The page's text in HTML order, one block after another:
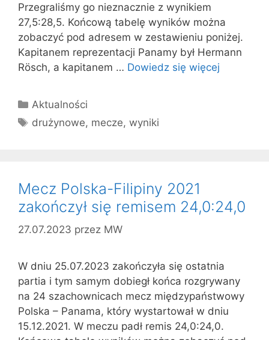
Przegraliśmy go nieznacznie z wynikiem
27,5:28,5. Końcową tabelę wyników można
zobaczyć pod adresem w zestawieniu poniżej.
Kapitanem reprezentacji Panamy był Hermann
Rösch, a kapitanem … Dowiedz się więcej
Kategorie
Aktualności
Tagi
drużynowe, mecze,wyniki
Mecz Polska-Filipiny 2021
zakończył się remisem 24,0:24,0
27.07.2023 przez MW
W dniu 25.07.2023 zakończyła się ostatnia
partia i tym samym dobiegł końca rozgrywany
na 24 szachownicach mecz międzypaństwowy
Polska – Panama, który wystartował w dniu
15.12.2021. W meczu padł remis 24,0:24,0.